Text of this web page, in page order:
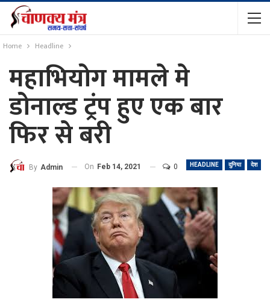
Home Headline
महाभियोग मामले मे
डोनाल्ड ट्रंप हुए एक बार
फिर से बरी
HEADLINE दुनिया देश
By Admin On Feb 14, 2021 0